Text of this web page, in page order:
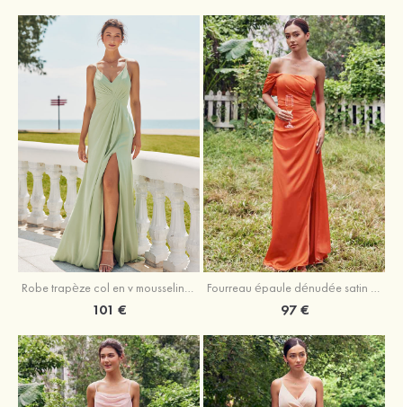
Robe trapèze col en v mousseline ras du sol robe de demoiselle d'honneur
101 €
Fourreau épaule dénudée satin extensible ras du sol robe de demoiselle d'honneur
97 €